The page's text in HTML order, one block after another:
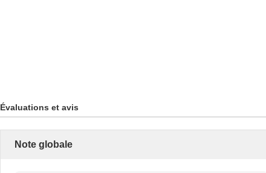
Évaluations et avis
Note globale